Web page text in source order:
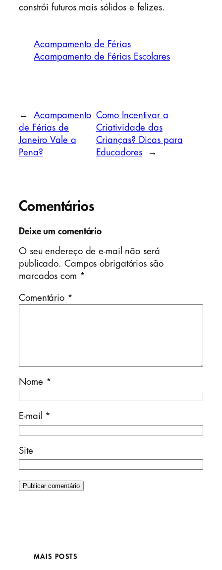
constrói futuros mais sólidos e felizes.
Acampamento de Férias
Acampamento de Férias Escolares
←
Acampamento
de Férias de
Janeiro Vale a
Pena?
Como Incentivar a
Criatividade das
Crianças? Dicas para
Educadores
→
Comentários
Deixe um comentário
O seu endereço de e-mail não será
publicado. Campos obrigatórios são
marcados com *
Comentário *
Nome *
E-mail *
Site
MAIS POSTS